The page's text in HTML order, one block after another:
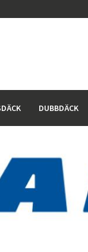
DUBBDÄCK